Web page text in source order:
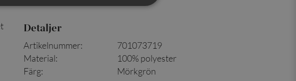
Detaljer
Artikelnummer:
701073719
Material:
100% polyester
Färg: Mörkgrön